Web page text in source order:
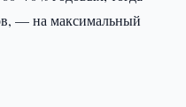
— на максимальный